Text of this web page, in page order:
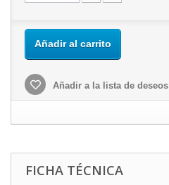
Añadir al carrito
Añadir a la lista de deseos
FICHA TÉCNICA